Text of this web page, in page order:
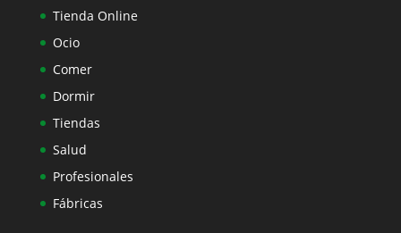
Tienda Online
Ocio
Comer
Dormir
Tiendas
Salud
Profesionales
Fábricas